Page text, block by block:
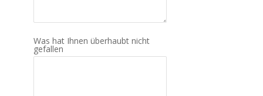
Was hat Ihnen überhaubt nicht
gefallen